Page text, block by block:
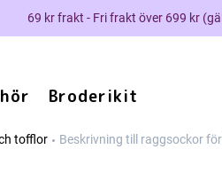
69 kr frakt - Fri frakt över 699 kr
Broderikit
tofflor Beskrivning till raggsockor